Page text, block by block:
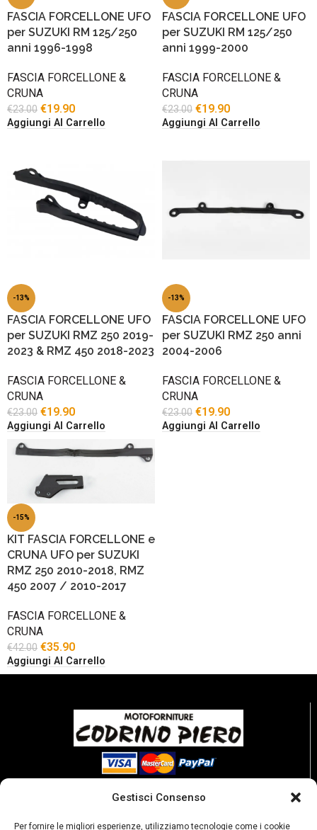
Gestisci Consenso
Per fornire le migliori esperienze, utilizziamo tecnologie come i cookie
FASCIA FORCELLONE UFO
per SUZUKI RM 125/250
anni 1996-1998
FASCIA FORCELLONE &
CRUNA
€23.00 €19.90
Aggiungi Al Carrello
FASCIA FORCELLONE UFO
per SUZUKI RM 125/250
anni 1999-2000
FASCIA FORCELLONE &
CRUNA
€23.00 €19.90
Aggiungi Al Carrello
-13%
FASCIA FORCELLONE UFO
per SUZUKI RMZ 250 2019-
2023 & RMZ 450 2018-2023
FASCIA FORCELLONE &
CRUNA
€23.00 €19.90
Aggiungi Al Carrello
-13%
FASCIA FORCELLONE UFO
per SUZUKI RMZ 250 anni
2004-2006
FASCIA FORCELLONE &
CRUNA
€23.00 €19.90
Aggiungi Al Carrello
-15%
KIT FASCIA FORCELLONE e
CRUNA UFO per SUZUKI
RMZ 250 2010-2018, RMZ
450 2007 / 2010-2017
FASCIA FORCELLONE &
CRUNA
€42.00 €35.90
Aggiungi Al Carrello